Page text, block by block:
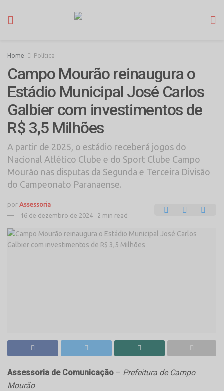
Home Política
Campo Mourão reinaugura o
Estádio Municipal José Carlos
Galbier com investimentos de
R$ 3,5 Milhões
A partir de 2025, o estádio receberá jogos do
Nacional Atlético Clube e do Sport Clube Campo
Mourão nas disputas da Segunda e Terceira Divisão
do Campeonato Paranaense.
por Assessoria
16 de dezembro de 2024
2 min read
Assessoria de Comunicação – Prefeitura de Campo
Mourão